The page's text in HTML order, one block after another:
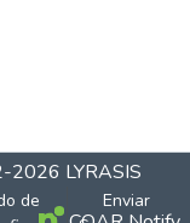
2026 LYRASIS
de
Enviar